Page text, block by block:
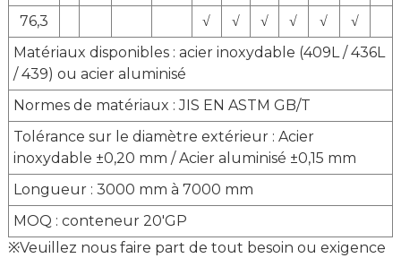
76,3
√ √ √ √ √
√
Matériaux disponibles : acier inoxydable (409L / 436L
/ 439) ou acier aluminisé
Normes de matériaux : JIS EN ASTM GB/T
Tolérance sur le diamètre extérieur : Acier
inoxydable ±0,20 mm / Acier aluminisé ±0,15 mm
Longueur : 3000 mm à 7000 mm
MOQ : conteneur 20'GP
※Veuillez nous faire part de tout besoin ou exigence